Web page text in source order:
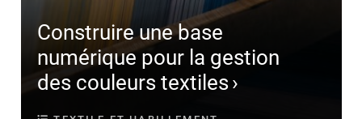
Construire une base
numérique pour la gestion
des couleurs textiles